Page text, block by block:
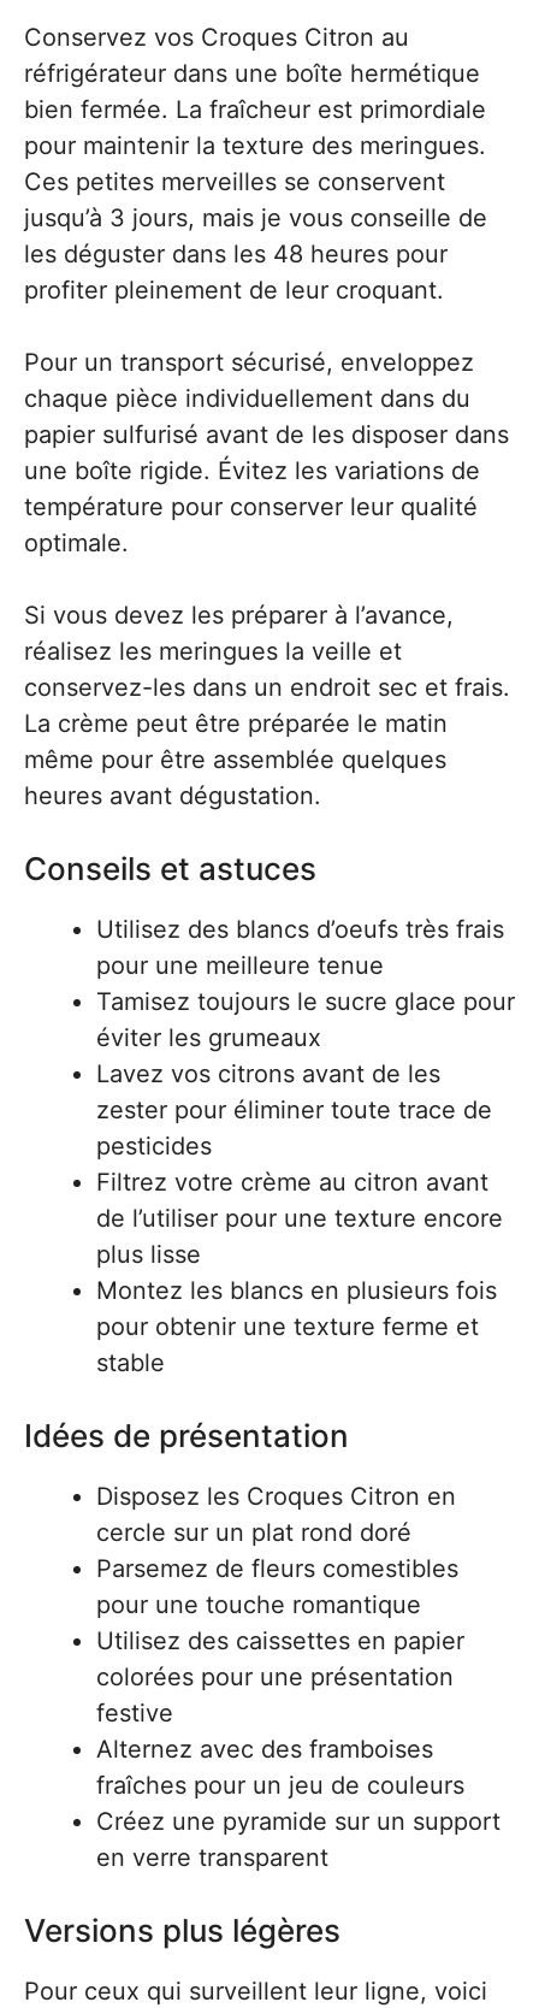
Conservez vos Croques Citron au
réfrigérateur dans une boîte hermétique
bien fermée. La fraîcheur est primordiale
pour maintenir la texture des meringues.
Ces petites merveilles se conservent
jusqu’à 3 jours, mais je vous conseille de
les déguster dans les 48 heures pour
profiter pleinement de leur croquant.
Pour un transport sécurisé, enveloppez
chaque pièce individuellement dans du
papier sulfurisé avant de les disposer dans
une boîte rigide. Évitez les variations de
température pour conserver leur qualité
optimale.
Si vous devez les préparer à l’avance,
réalisez les meringues la veille et
conservez-les dans un endroit sec et frais.
La crème peut être préparée le matin
même pour être assemblée quelques
heures avant dégustation.
Conseils et astuces
Utilisez des blancs d’oeufs très frais
pour une meilleure tenue
Tamisez toujours le sucre glace pour
éviter les grumeaux
Lavez vos citrons avant de les
zester pour éliminer toute trace de
pesticides
Filtrez votre crème au citron avant
de l’utiliser pour une texture encore
plus lisse
Montez les blancs en plusieurs fois
pour obtenir une texture ferme et
stable
Idées de présentation
Disposez les Croques Citron en
cercle sur un plat rond doré
Parsemez de fleurs comestibles
pour une touche romantique
Utilisez des caissettes en papier
colorées pour une présentation
festive
Alternez avec des framboises
fraîches pour un jeu de couleurs
Créez une pyramide sur un support
en verre transparent
Versions plus légères
Pour ceux qui surveillent leur ligne, voici